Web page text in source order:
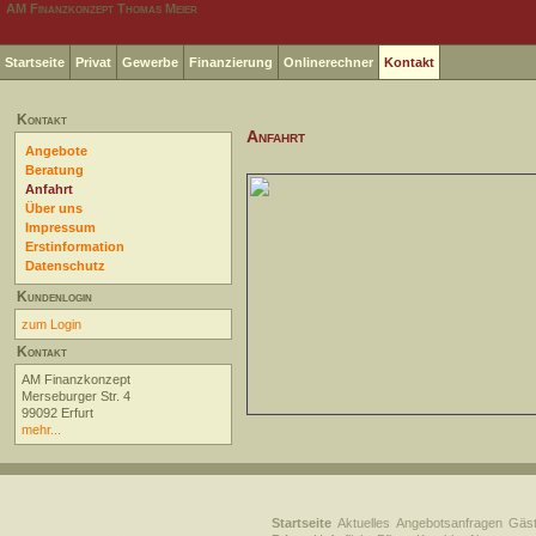
AM Finanzkonzept Thomas Meier
Startseite Privat Gewerbe Finanzierung Onlinerechner Kontakt
Kontakt
Angebote
Beratung
Anfahrt
Über uns
Impressum
Erstinformation
Datenschutz
Kundenlogin
zum Login
Kontakt
AM Finanzkonzept
Merseburger Str. 4
99092 Erfurt
mehr...
Anfahrt
Startseite Aktuelles Angebotsanfragen